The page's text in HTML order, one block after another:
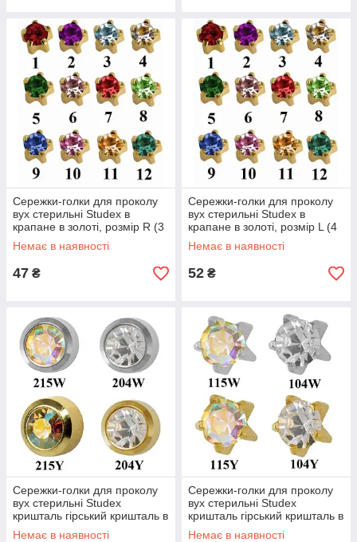
Сережки-голки для проколу
вух стерильні Studex в
крапане в золоті, розмір R (3
мм)
Немає в наявності
47 ₴
Сережки-голки для проколу
вух стерильні Studex в
крапане в золоті, розмір L (4
мм)
Немає в наявності
52 ₴
Сережки-голки для проколу
вух стерильні Studex
кришталь гірський кришталь в
завальцюванні
Немає в наявності
Сережки-голки для проколу
вух стерильні Studex
кришталь гірський кришталь в
крапане
Немає в наявності